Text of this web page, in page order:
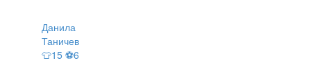
Данила
Таничев
👕15 ⚽6